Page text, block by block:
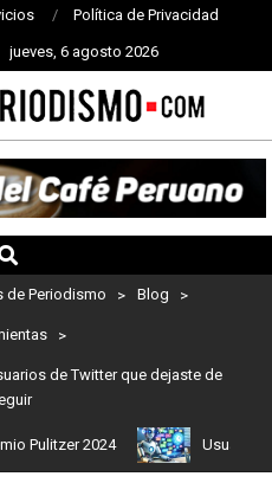
Política de Privacidad
jueves, 6 agosto 2026
de Periodismo > Blog >
>
de Twitter que dejaste de
2024 Usuarios de